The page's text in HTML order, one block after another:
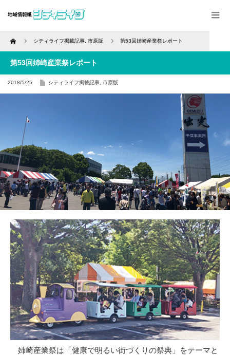
Home シティライフ掲載記事 市原版 第53回姉崎産業祭レポート
第53回姉崎産業祭レポート
2018/5/25 シティライフ掲載記事 市原版
姉崎産業祭は「健康で明るい街づくりの祭典」をテーマと